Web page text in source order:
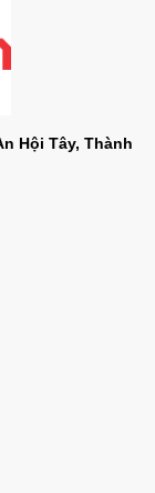
Hội Tây, Thành